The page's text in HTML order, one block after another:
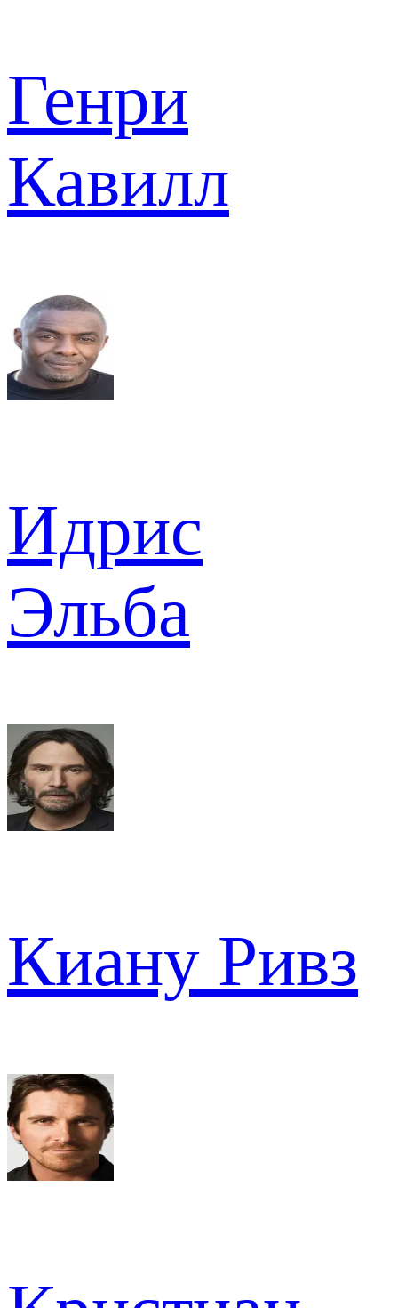
Генри
Кавилл
Идрис
Эльба
Киану Ривз